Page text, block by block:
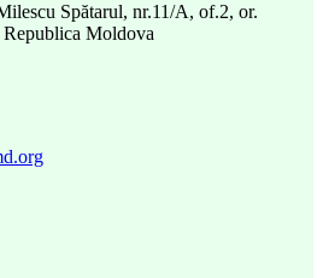
Spătarul, nr.11/A, of.2, or.
Moldova